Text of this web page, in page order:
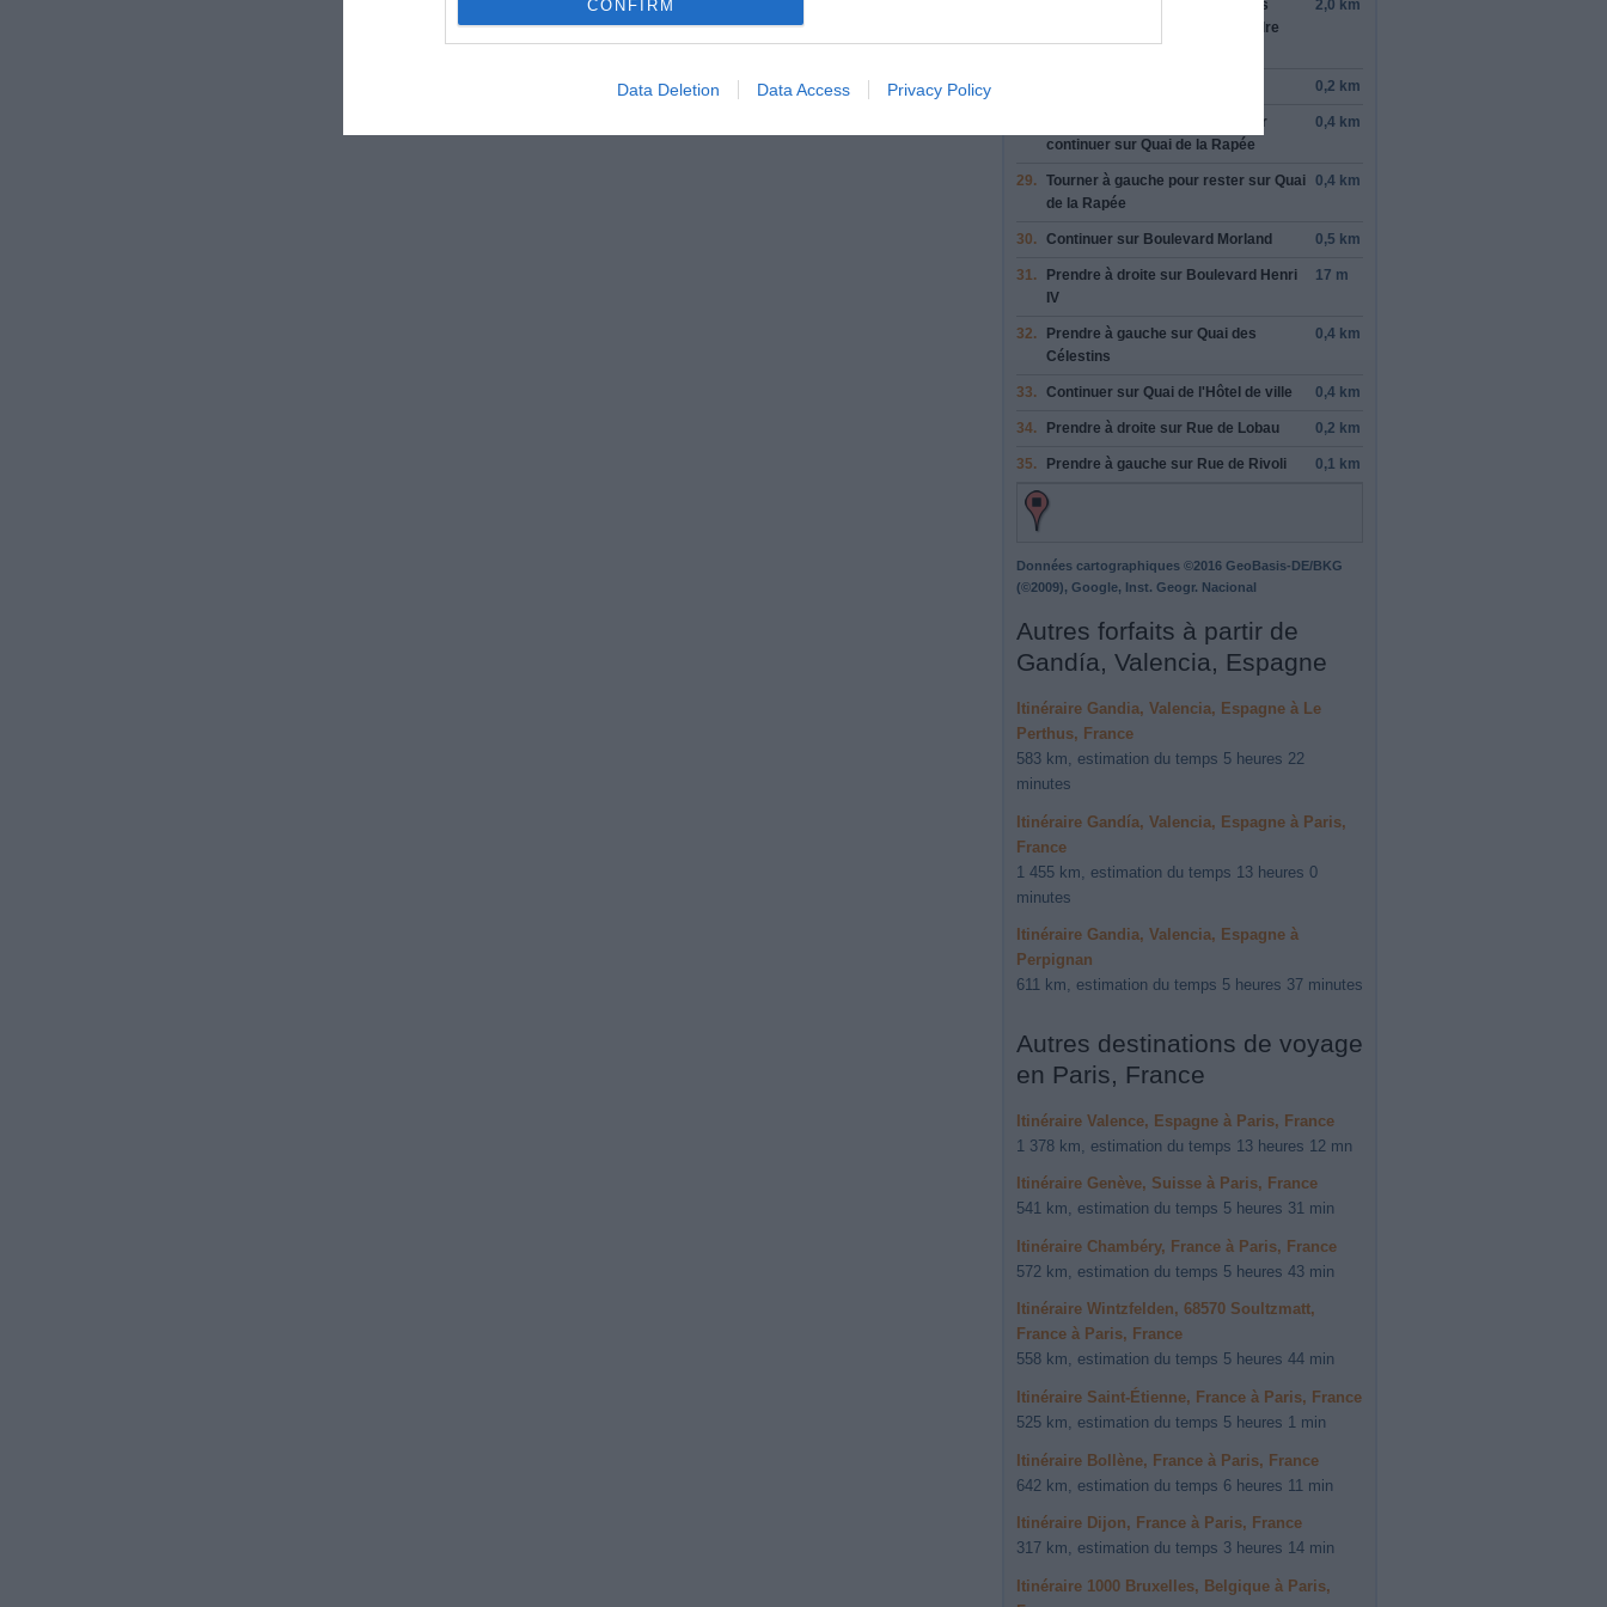
CONFIRM
Data Deletion Data Access Privacy Policy
, puis
pour rejoindre
2,0 km
0,2 km
pour
continuer sur Quai de la Rapée
0,4 km
29. Tourner à gauche pour rester sur Quai
de la Rapée
0,4 km
30. Continuer sur Boulevard Morland 0,5 km
31. Prendre à droite sur Boulevard Henri
IV
17 m
32. Prendre à gauche sur Quai des
Célestins
0,4 km
33. Continuer sur Quai de l'Hôtel de ville 0,4 km
34. Prendre à droite sur Rue de Lobau 0,2 km
35. Prendre à gauche sur Rue de Rivoli 0,1 km
Données cartographiques ©2016 GeoBasis-DE/BKG
(©2009), Google, Inst. Geogr. Nacional
Autres forfaits à partir de
Gandía, Valencia, Espagne
Itinéraire Gandia, Valencia, Espagne à Le
Perthus, France
583 km, estimation du temps 5 heures 22
minutes
Itinéraire Gandía, Valencia, Espagne à Paris,
France
1 455 km, estimation du temps 13 heures 0
minutes
Itinéraire Gandia, Valencia, Espagne à
Perpignan
611 km, estimation du temps 5 heures 37 minutes
Autres destinations de voyage
en Paris, France
Itinéraire Valence, Espagne à Paris, France
1 378 km, estimation du temps 13 heures 12 mn
Itinéraire Genève, Suisse à Paris, France
541 km, estimation du temps 5 heures 31 min
Itinéraire Chambéry, France à Paris, France
572 km, estimation du temps 5 heures 43 min
Itinéraire Wintzfelden, 68570 Soultzmatt,
France à Paris, France
558 km, estimation du temps 5 heures 44 min
Itinéraire Saint-Étienne, France à Paris, France
525 km, estimation du temps 5 heures 1 min
Itinéraire Bollène, France à Paris, France
642 km, estimation du temps 6 heures 11 min
Itinéraire Dijon, France à Paris, France
317 km, estimation du temps 3 heures 14 min
Itinéraire 1000 Bruxelles, Belgique à Paris,